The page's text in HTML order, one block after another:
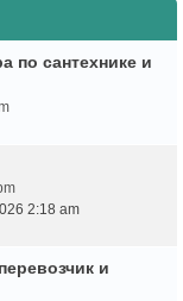
по сантехнике и
2:18 am
и